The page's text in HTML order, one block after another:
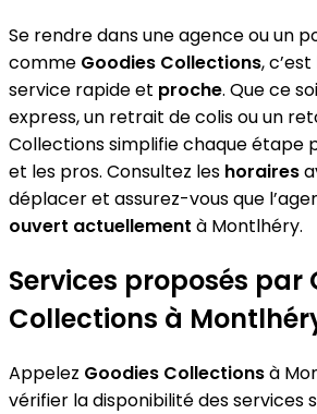
Se rendre dans une agence ou un
comme Goodies Collections,
service rapide et proche. Que ce
express, un retrait de colis ou un
Collections simplifie chaque étape
et les pros. Consultez les horaires
déplacer et assurez-vous que
ouvert actuellement à Montlhéry.
Services proposés par
Collections à
Appelez Goodies Collectionsà
vérifier la disponibilité des services